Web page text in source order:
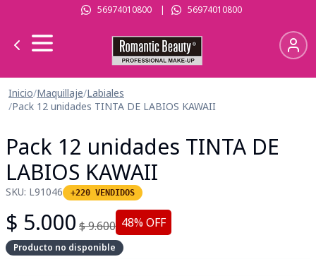
56974010800| 56974010800
Inicio/Maquillaje/Labiales
/Pack 12 unidades TINTA DE LABIOS KAWAII
Pack 12 unidades TINTA DE
LABIOS KAWAII
SKU: L91046 +220 VENDIDOS
$ 5.000 $9.600 48% OFF
Producto no disponible